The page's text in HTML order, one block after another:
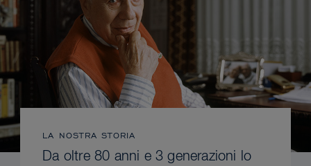
LA NOSTRA STORIA
Da oltre 80 anni e 3 generazioni lo